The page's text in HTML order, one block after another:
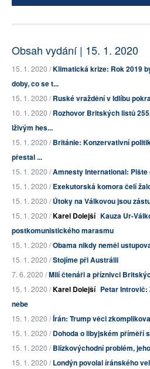
Obsah vydání | 15. 1. 2020
15. 1. 2020 /Klimatická krize: Rok 2019
doby, co se t...
15. 1. 2020 /Ruské vraždění v Idlíbu
10. 1. 2020 /Rozhovor Britských listů
lživým hes...
15. 1. 2020 /Británie: Konzervativní
přestal ...
15. 1. 2020 /Amnesty International: Pište
15. 1. 2020 /Exekutorská komora čelí
15. 1. 2020 /Útoky na Válkovou jsou
15. 1. 2020 /Karel Dolejší Kauza Ur-
postkomunistického marasmu
15. 1. 2020 /Obama nikdy neměl
15. 1. 2020 /Stojíme při Austrálii
7. 6. 2020 /Milí čtenáři a příznivci
15. 1. 2020 /Karel Dolejší Petar Introvič:
nebe
15. 1. 2020 /Írán: Trump věci
15. 1. 2020 /Dohoda o libyjském příměří
15. 1. 2020 /Blízkovýchodní problém,
15. 1. 2020 /Londýn povolal íránského